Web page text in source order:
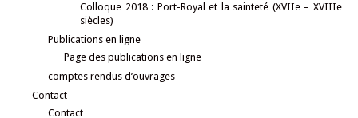
Colloque 2018 : Port-Royal et la sainteté (XVIIe – XVIIIe
siècles)
Publications en ligne
Page des publications en ligne
comptes rendus d’ouvrages
Contact
Contact